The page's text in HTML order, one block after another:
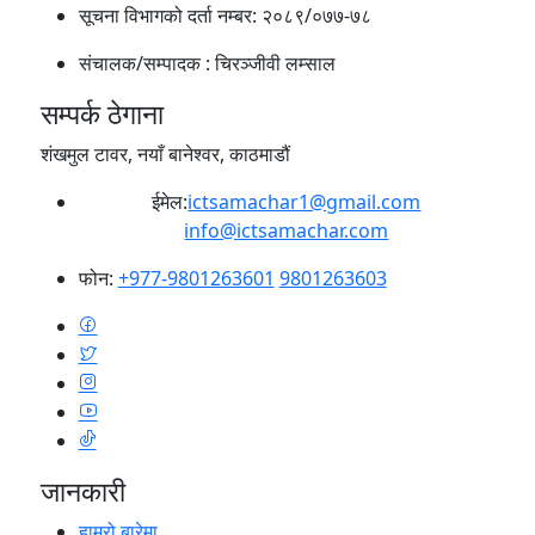
सूचना विभागको दर्ता नम्बर: २०८९/०७७-७८
संचालक/सम्पादक :चिरञ्जीवी लम्साल
सम्पर्क ठेगाना
शंखमुल टावर, नयाँ बानेश्वर, काठमाडौं
ईमेल:ictsamachar1@gmail.com
info@ictsamachar.com
फोन: +977-9801263601 9801263603
जानकारी